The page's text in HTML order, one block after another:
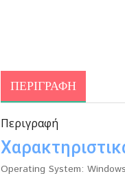
ΠΕΡΙΓΡΑΦΉ
Περιγραφή
Operating System: